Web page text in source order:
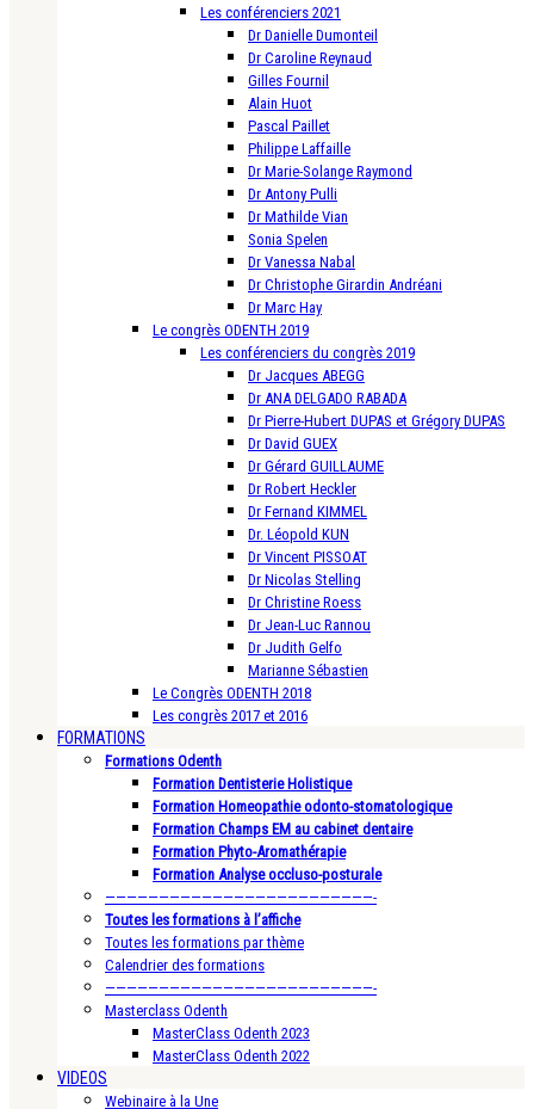
Les conférenciers 2021
Dr Danielle Dumonteil
Dr Caroline Reynaud
Gilles Fournil
Alain Huot
Pascal Paillet
Philippe Laffaille
Dr Marie-Solange Raymond
Dr Antony Pulli
Dr Mathilde Vian
Sonia Spelen
Dr Vanessa Nabal
Dr Christophe Girardin Andréani
Dr Marc Hay
Le congrès ODENTH 2019
Les conférenciers du congrès 2019
Dr Jacques ABEGG
Dr ANA DELGADO RABADA
Dr Pierre-Hubert DUPAS et Grégory DUPAS
Dr David GUEX
Dr Gérard GUILLAUME
Dr Robert Heckler
Dr Fernand KIMMEL
Dr. Léopold KUN
Dr Vincent PISSOAT
Dr Nicolas Stelling
Dr Christine Roess
Dr Jean-Luc Rannou
Dr Judith Gelfo
Marianne Sébastien
Le Congrès ODENTH 2018
Les congrès 2017 et 2016
FORMATIONS
Formations Odenth
Formation Dentisterie Holistique
Formation Homeopathie odonto-stomatologique
Formation Champs EM au cabinet dentaire
Formation Phyto-Aromathérapie
Formation Analyse occluso-posturale
—————————————————————————-
Toutes les formations à l’affiche
Toutes les formations par thème
Calendrier des formations
—————————————————————————-
Masterclass Odenth
MasterClass Odenth 2023
MasterClass Odenth 2022
VIDEOS
Webinaire à la Une